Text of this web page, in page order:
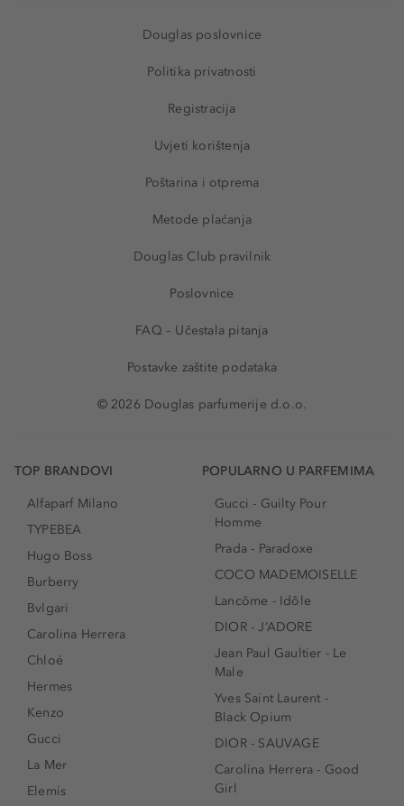
Douglas poslovnice
Politika privatnosti
Registracija
Uvjeti korištenja
Poštarina i otprema
Metode plaćanja
Douglas Club pravilnik
Poslovnice
FAQ – Učestala pitanja
Postavke zaštite podataka
© 2026 Douglas parfumerije d.o.o.
TOP BRANDOVI
Alfaparf Milano
TYPEBEA
Hugo Boss
Burberry
Bvlgari
Carolina Herrera
Chloé
Hermes
Kenzo
Gucci
La Mer
Elemis
POPULARNO U PARFEMIMA
Gucci - Guilty Pour
Homme
Prada - Paradoxe
COCO MADEMOISELLE
Lancôme - Idôle
DIOR - J’ADORE
Jean Paul Gaultier - Le
Male
Yves Saint Laurent -
Black Opium
DIOR - SAUVAGE
Carolina Herrera - Good
Girl